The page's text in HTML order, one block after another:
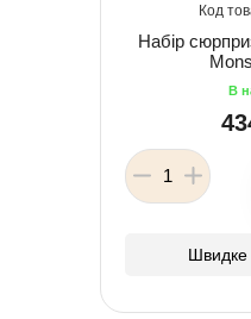
Набір
Швидке